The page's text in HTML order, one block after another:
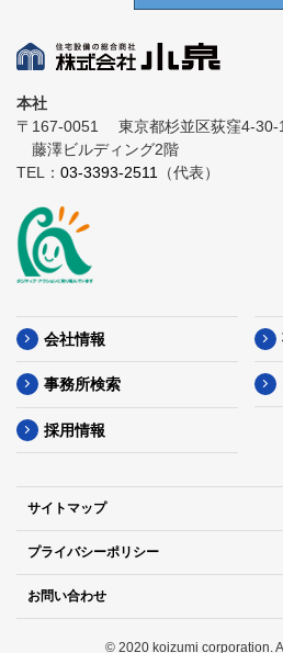
本社
〒167-0051
東京都杉並区荻窪4-30-
藤澤ビルディング2階
TEL： 03-3393-2511 （代表）
会社情報
事務所検索
採用情報
サイトマップ
プライバシーポリシー
お問い合わせ
© 2020 koizumi corporation.